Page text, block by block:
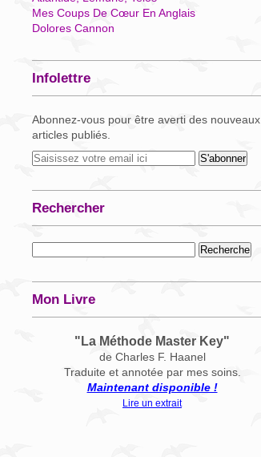
Mes Coups De Cœur En Anglais
Dolores Cannon
Infolettre
Abonnez-vous pour être averti des nouveaux
articles publiés.
Rechercher
Mon Livre
"La Méthode Master Key"
de Charles F. Haanel
Traduite et annotée par mes soins.
Maintenant disponible !
Lire un extrait